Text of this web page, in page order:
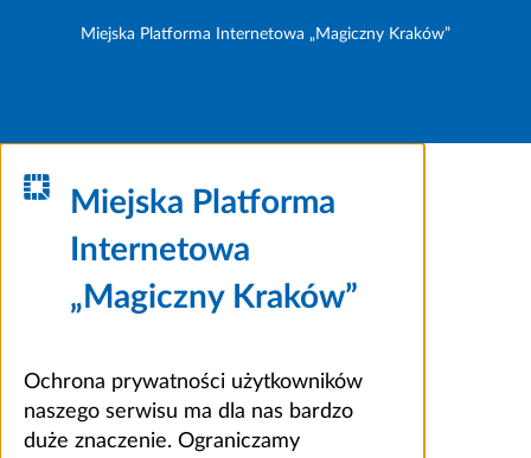
Miejska Platforma Internetowa „Magiczny Kraków”
Miejska Platforma
Internetowa
„Magiczny Kraków”
Ochrona prywatności użytkowników
naszego serwisu ma dla nas bardzo
duże znaczenie. Ograniczamy